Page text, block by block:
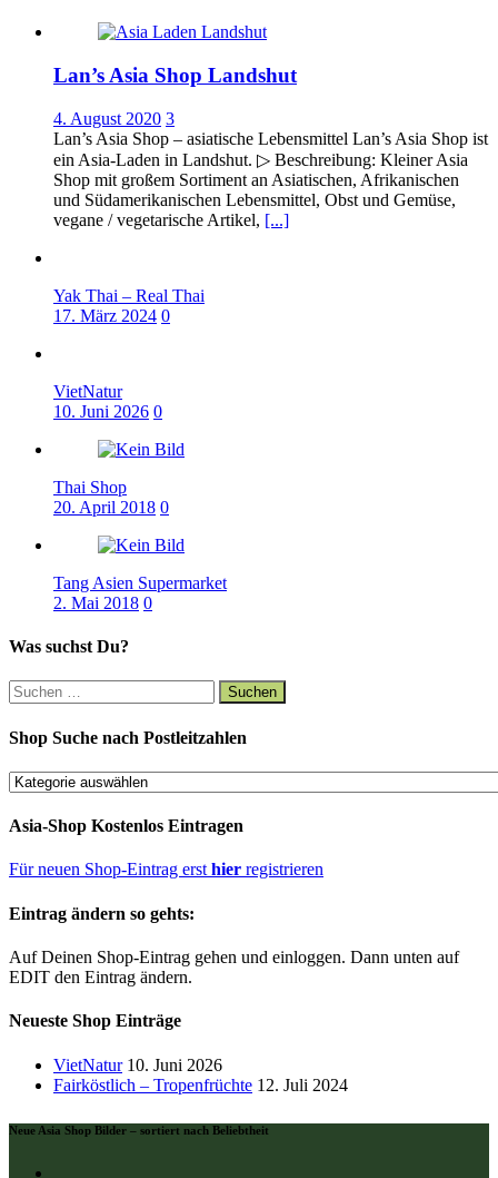
Lan’s Asia Shop Landshut
3
Lan’s Asia Shop – asiatische Lebensmittel Lan’s Asia Shop ist
ein Asia-Laden in Landshut. ▷ Beschreibung: Kleiner Asia
Shop mit großem Sortiment an Asiatischen, Afrikanischen
und Südamerikanischen Lebensmittel, Obst und Gemüse,
vegane / vegetarische Artikel, [...]
Yak Thai – Real Thai
0
VietNatur
0
Thai Shop
0
Tang Asien Supermarket
0
Was suchst Du?
Suchen
nach:
Shop Suche nach Postleitzahlen
Shop
nach
Postleitzahlen
Asia-Shop Kostenlos Eintragen
Für neuen Shop-Eintrag ersthier registrieren
Eintrag ändern so gehts:
Auf Deinen Shop-Eintrag gehen und einloggen. Dann unten auf
EDIT den Eintrag ändern.
Neueste Shop Einträge
VietNatur
Fairköstlich – Tropenfrüchte
Neue Asia Shop Bilder – sortiert nach Beliebtheit